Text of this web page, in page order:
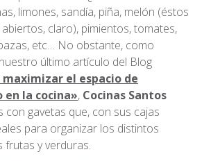
limones, sandía, piña, melón (éstos
claro), pimientos, tomates,
etc… No obstante, como
último artículo del Blog
maximizar el espacio de
la cocina», Cocinas Santos
con gavetas que, con sus cajas
para organizar los distintos
frutas y verduras.